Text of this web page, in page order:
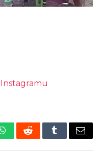
Instagramu
WhatsAppRedditTumblrEmail